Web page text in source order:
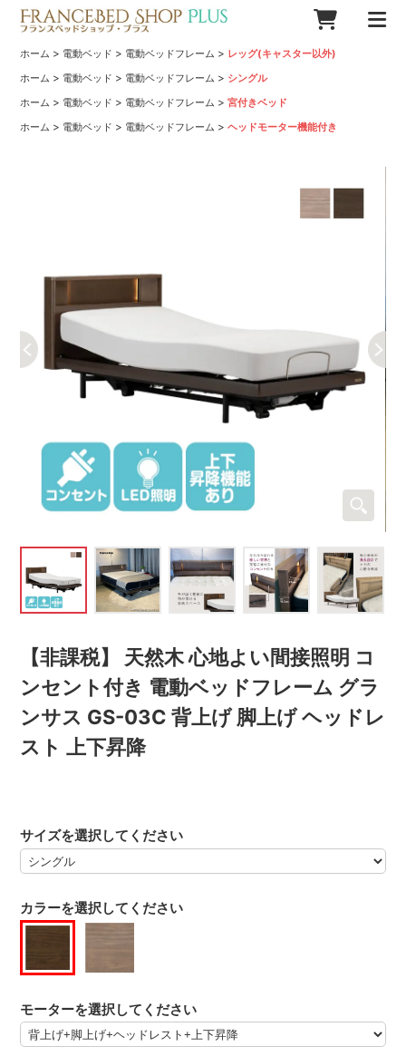
ホーム > 電動ベッド > 電動ベッドフレーム > レッグ(キャスター以外)
ホーム > 電動ベッド > 電動ベッドフレーム > シングル
ホーム > 電動ベッド > 電動ベッドフレーム >宮付きベッド
ホーム > 電動ベッド > 電動ベッドフレーム >ヘッドモーター機能付き
【非課税】 天然木 心地よい間接照明 コ
ンセント付き 電動ベッドフレーム グラ
ンサス GS-03C 背上げ 脚上げ ヘッドレ
スト 上下昇降
カラーを選択してください
サイズを選択してください
モーターを選択してください